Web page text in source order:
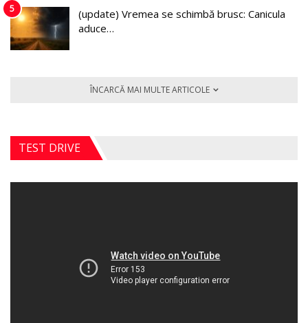
5
(update) Vremea se schimbă brusc: Canicula
aduce…
ÎNCARCĂ MAI MULTE ARTICOLE
TEST DRIVE